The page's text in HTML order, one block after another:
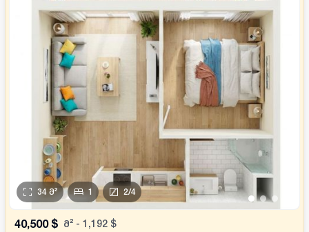
• ••
34 მ² 1 2/4
40,500 $ მ² - 1,192 $